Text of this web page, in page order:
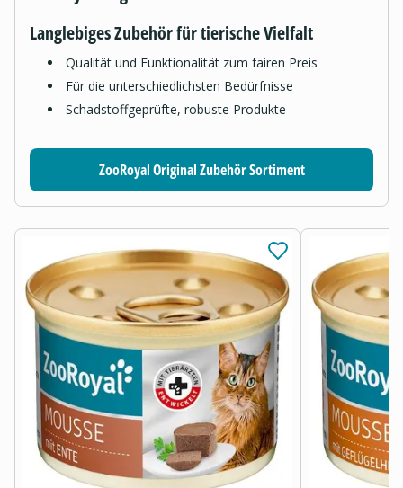
Langlebiges Zubehör für tierische Vielfalt
Qualität und Funktionalität zum fairen Preis
Für die unterschiedlichsten Bedürfnisse
Schadstoffgeprüfte, robuste Produkte
ZooRoyal Original Zubehör Sortiment